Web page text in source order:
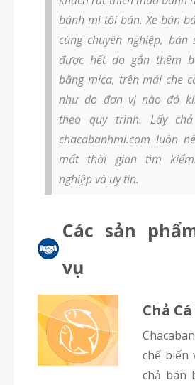
bánh mì tôi bán. Xe bán
cùng chuyên nghiệp, bán
được hết do gắn thêm
bằng mica, trên mái che
như do đơn vị nào đó
theo quy trình. Lấy
chacabanhmi.com luôn
mất thời gian tìm
nghiệp và uy tín.
Các sản
vụ
Chả
chacabanhmi.com chuyên
chế biến
chả bán